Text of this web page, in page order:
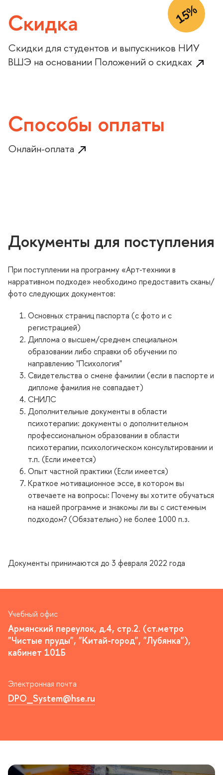
Скидка 15%
Скидки для студентов и выпускников НИУ
ШЭ на основании Положений о скидках
Способы оплаты
Онлайн-оплата
Документы для поступления
При поступлении на программу «Арт-техники
нарративном подходе» необходимо предоставить сканы/
фото следующих документов:
Основных страниц паспорта (с фото и с
регистрацией)
Диплома о высшем/среднем специальном
образовании либо справки об обучении по
направлению "Психология"
Свидетельства о смене фамилии (если в паспорте и
дипломе фамилия не совпадает)
СНИЛС
Дополнительные документы в области
психотерапии: документы о дополнительном
профессиональном образовании в области
психотерапии, психологическом консультировании и
т.п. (Если имеется)
Опыт частной практики (Если имеется)
Краткое мотивационное эссе, в котором вы
отвечаете на вопросы: Почему вы хотите обучаться
на нашей программе и знакомы ли вы с системным
подходом? (Обязательно) не более 1000 п.з.
Документы принимаются до 3 февраля 2022 года
Учебный офис
Армянский переулок, д.4, стр.2. (ст.метро
"Чистые пруды", "Китай-город", "Лубянка"),
кабинет 101Б
Электронная почта
DPO_System@hse.ru